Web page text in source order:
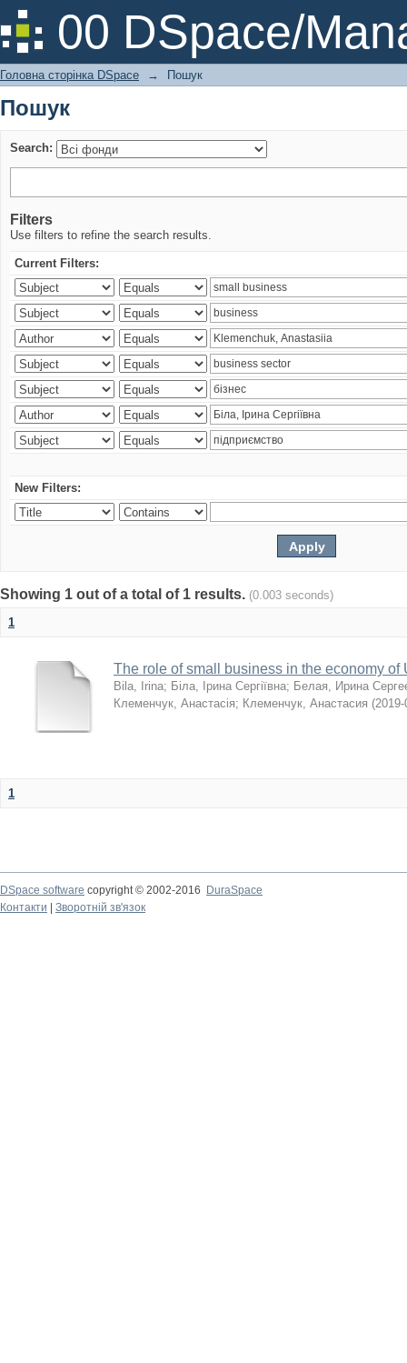
00 DSpace/
Пошук
Головна сторінка DSpace → Пошук
Пошук
Search:
Filters
Use filters to refine the search results.
Current Filters:
New Filters:
Showing 1 out of a total of 1 results. (0.003 seconds)
1
The role of small business in the economy of
Bila, Irina; Біла, Ірина Сергіївна; Белая, Ирина
Клеменчук, Анастасія; Клеменчук, Анастасия (2019-
1
DSpace software copyright © 2002-2016
DuraSpace
Контакти
Зворотній зв'язок